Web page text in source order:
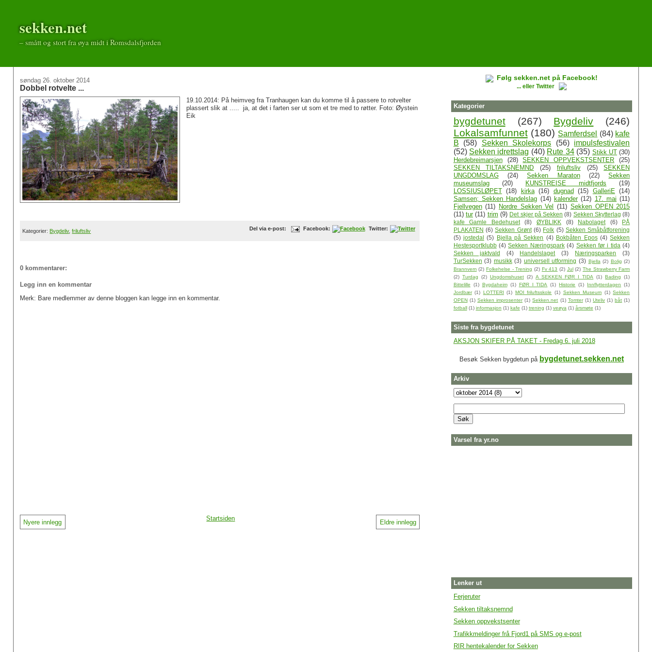
sekken.net
– smått og stort fra øya midt i Romsdalsfjorden
søndag 26. oktober 2014
Dobbel rotvelte ...
19.10.2014: På heimveg fra Tranhaugen kan du komme til å passere to rotvelter
plassert slik at ..... ja, at det i farten ser ut som et tre med to røtter. Foto: Øystein
Eik
Del via e-post: Facebook: Twitter:
Kategorier: Bygdeliv,friluftsliv
0 kommentarer:
Legg inn en kommentar
Merk: Bare medlemmer av denne bloggen kan legge inn en kommentar.
Nyere innlegg Eldre innlegg
Startsiden
Følg sekken.net på Facebook!
... eller Twitter
Kategorier
bygdetunet (267) Bygdeliv
(246)
Lokalsamfunnet (180) Samferdsel (84) kafe
B
(58) Sekken Skolekorps (56)
impulsfestivalen
(52) Sekken idrettslag (40) Rute 34 (35) Stikk UT (30)
Herdebreimarsjen
(28) SEKKEN OPPVEKSTSENTER
(25)
SEKKEN TILTAKSNEMND
(25) friluftsliv (25)
SEKKEN
UNGDOMSLAG
(24) Sekken Maraton (22)
Sekken
museumslag
(20) KUNSTREISE midtfjords
(19)
LOSSIUSLØPET (18) kirka (16) dugnad (15) GalleriE
(14)
Samsen; Sekken Handelslag (14) kalender (12) 17. mai (11)
Fjellvegen (11) Nordre Sekken Vel (11) Sekken OPEN 2015
(11) tur (11) trim (9) Det skjer på Sekken (8) Sekken Skytterlag (8)
kafe Gamle Bedehuset
(8) ØYBLIKK (8) Nabolaget (6)
PÅ
PLAKATEN (6) Sekken Grønt (6) Folk (5) Sekken Småbåtforening
(5) jostedal (5) Bjella på Sekken (4) Bokbåten Epos (4) Sekken
Hestesportklubb (4) Sekken Næringspark (4) Sekken før i tida (4)
Sekken jaktvald
(4) Handelslaget (3) Næringsparken
(3)
TurSekken (3) musikk (3) universell utforming (3) Bjella (2) Bolig (2)
Brannvern (2) Folkehelse - Trening (2) Fv 413 (2) Jul (2) The Strawberry Farm
(2) Turdag (2) Ungdomshuset (2) A SEKKEN FØR I TIDA (1) Bading
(1)
Bittelille
(1) Bygdaheim (1) FØR I TIDA (1) Historie (1) Innflytterdagen
(1)
Jordbær (1) LOTTERI (1) MOI friluftsskole (1) Sekken Museum (1) Sekken
OPEN (1) Sekken improsenter (1) Sekken.net (1) Tomter (1) Uteliv (1) båt (1)
fotball (1) informasjon (1) kafe (1) trening (1) veøya (1) årsmøte (1)
Siste fra bygdetunet
AKSJON SKIFER PÅ TAKET - Fredag 6. juli 2018
Besøk Sekken bygdetun på bygdetunet.sekken.net
Arkiv
Varsel fra yr.no
Lenker ut
Ferjeruter
Sekken tiltaksnemnd
Sekken oppvekstsenter
Trafikkmeldinger frå Fjord1 på SMS og e-post
RIR hentekalender for Sekken